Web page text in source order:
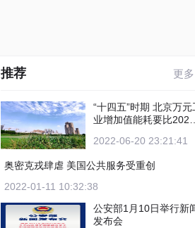
推荐 更多
“十四五”时期 北京万元工
业增加值能耗要比2020
2022-06-20 23:21:41
奥密克戎肆虐 美国公共服务受重创
2022-01-11 10:32:38
公安部1月10日举行新
发布会